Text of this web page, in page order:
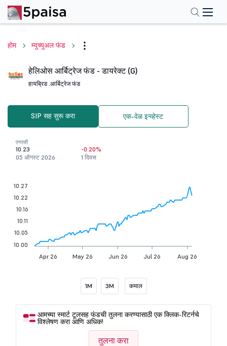
होम म्युच्युअल फंड
हेलिओस आर्बिट्रेज फंड - डायरेक्ट (G)
हायब्रिड .आर्बिट्रेज फंड
SIP सह सुरू करा एक-वेळ इन्व्हेस्ट
एनएव्ही
10.23
05 ऑगस्ट 2026
-0.20%
1 दिवस
Apr 26 May 26 Jun 26 Jul 26 Aug 26
10.27
10.22
10.16
10.11
10.05
10.00
1M 3M कमाल
आमच्या स्मार्ट टूलसह फंडची तुलना करण्यासाठी एक क्लिक-रिटर्नचे
विश्लेषण करा आणि अधिक!
तुलना करा